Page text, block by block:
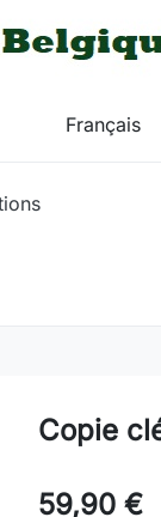
Copie
59,90 €